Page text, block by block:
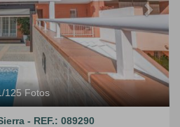
/125Fotos
- REF.: 089290